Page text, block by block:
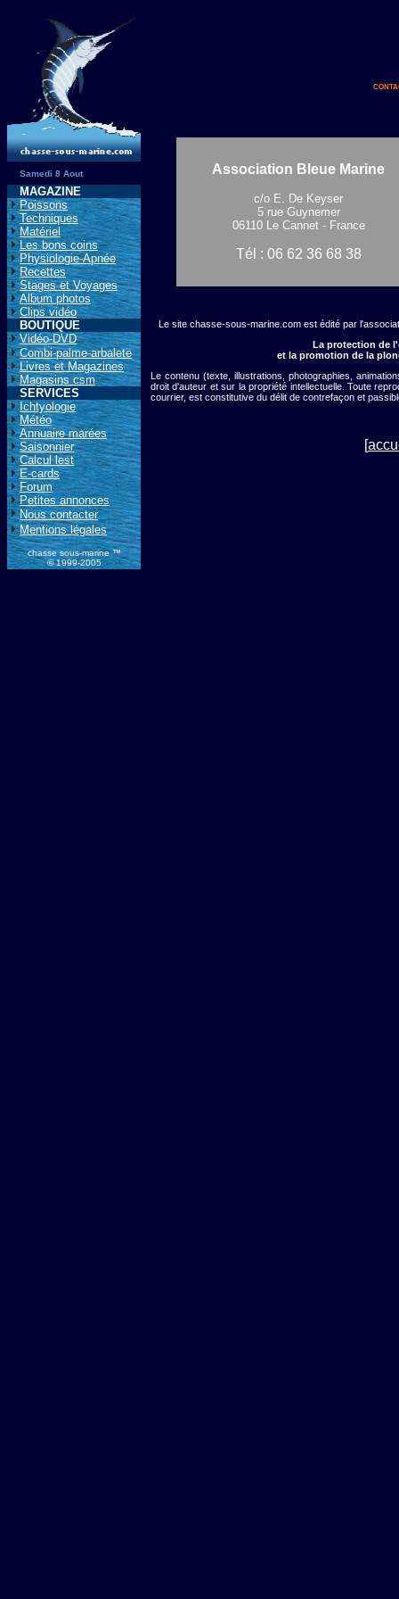
Samedi 8 Aout
MAGAZINE
Poissons
Techniques
Matériel
Les bons coins
Physiologie-Apnée
Recettes
Stages et Voyages
Album photos
Clips vidéo
BOUTIQUE
Vidéo-DVD
Combi-palme-arbalete
Livres et Magazines
Magasins csm
SERVICES
Ichtyologie
Météo
Annuaire marées
Saisonnier
Calcul lest
E-cards
Forum
Petites annonces
Nous contacter
Mentions légales
chasse sous-marine ™
© 1999-2005
Association Bleue Marine
c/o E. De Keyser
5 rue Guynemer
06110 Le Cannet - France
Tél : 06 62 36 68 38
Le site chasse-sous-marine.com est édité par
La protection de
et la promotion de la
Le contenu (texte, illustrations, photographies,
droit d'auteur et sur la propriété intellectuelle. Toute
courrier, est constitutive du délit de contrefaçon et
[